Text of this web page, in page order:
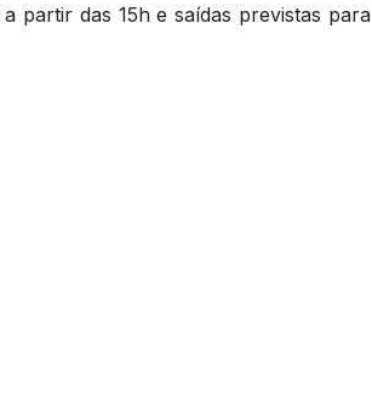
partir das 15h e saídas previstas para